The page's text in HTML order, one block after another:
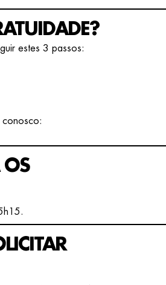
estes 3 passos:
conosco:
OS